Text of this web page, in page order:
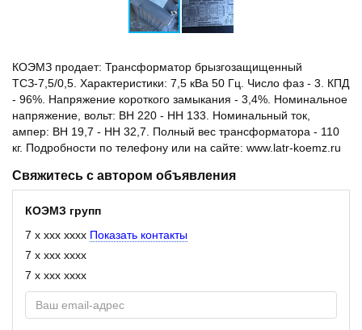
КОЭМЗ продает: Трансформатор брызгозащищенный
ТСЗ-7,5/0,5. Характеристики: 7,5 кВа 50 Гц. Число фаз - 3. КПД
- 96%. Напряжение короткого замыкания - 3,4%. Номинальное
напряжение, вольт: ВН 220 - НН 133. Номинальный ток,
ампер: ВН 19,7 - НН 32,7. Полный вес трансформатора - 110
кг. Подробности по телефону или на сайте: www.latr-koemz.ru
Свяжитесь с автором объявления
КОЭМЗ групп
7 x xxx xxxx Показать контакты
7 x xxx xxxx
7 x xxx xxxx